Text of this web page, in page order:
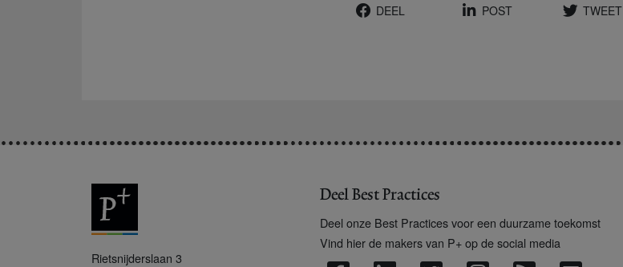
DEEL POST TWEET
Rietsnijderslaan 3
Deel Best Practices
Deel onze Best Practices voor een duurzame toekomst
Vind hier de makers van P+ op de social media